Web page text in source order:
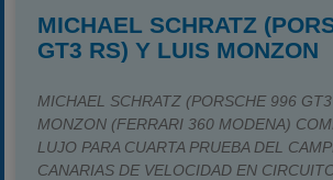
MICHAEL SCHRATZ
GT3 RS) Y LUIS MONZON
MICHAEL SCHRATZ (PORSCHE 996
MONZON (FERRARI 360 MODENA)
LUJO PARA CUARTA PRUEBA DEL
CANARIAS DE VELOCIDAD EN